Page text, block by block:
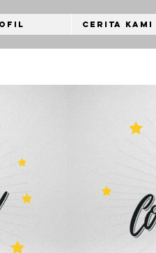
Cerita Kami